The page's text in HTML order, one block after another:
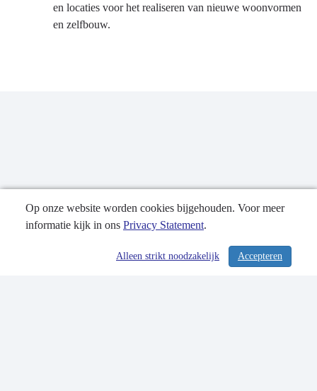
en locaties voor het realiseren van nieuwe woonvormen
en zelfbouw.
/ 304
Publicatiedatum: 28-05-2021
Op onze website worden cookies bijgehouden. Voor meer
informatie kijk in ons Privacy Statement.
Accepteren
Alleen strikt noodzakelijk